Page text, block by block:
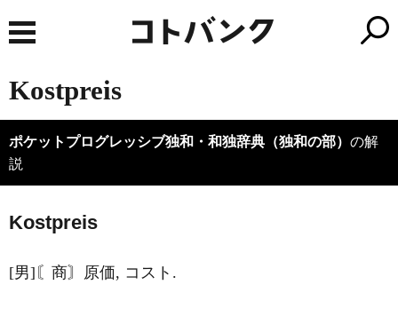
Kostpreis
ポケットプログレッシブ独和・和独辞典（独和の部） の解
説
Kostpreis
[男]〘商〙原価, コスト.